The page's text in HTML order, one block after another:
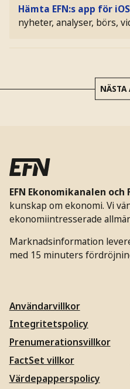
Hämta EFN:s app för
nyheter, analyser, börs,
NÄSTA
EFN Ekonomikanalen
kunskap om ekonomi. Vi
ekonomiintresserade
Marknadsinformation
med 15 minuters
Användarvillkor
Integritetspolicy
Prenumerationsvillkor
FactSet villkor
Värdepapperspolicy